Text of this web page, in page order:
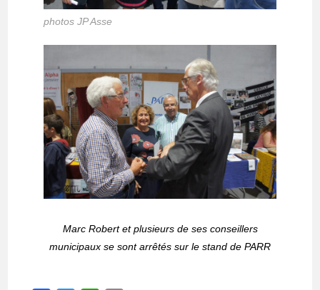
photos JP Asse
Marc Robert et plusieurs de ses conseillers
municipaux se sont arrêtés sur le stand de PARR